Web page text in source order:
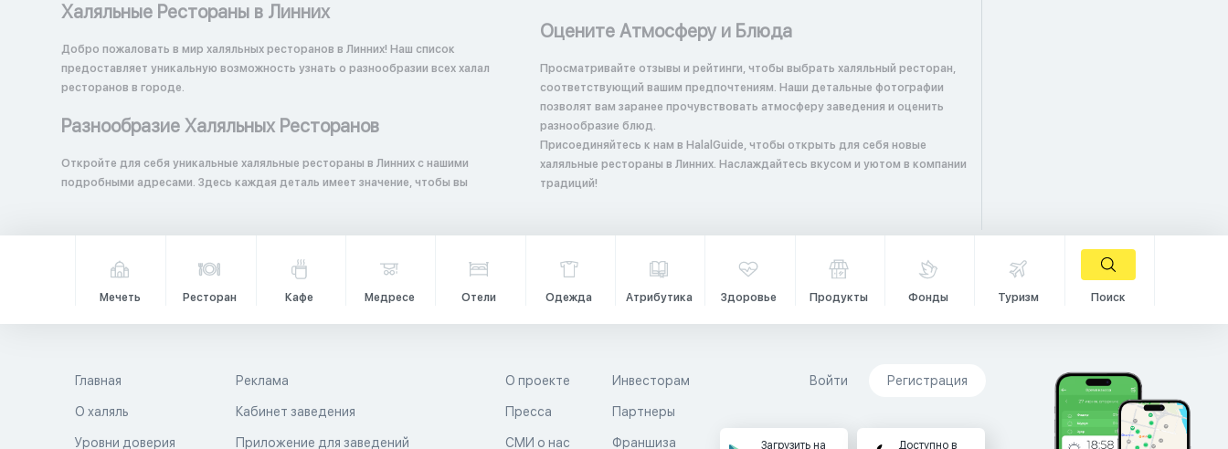
Халяльные Рестораны в Линних
Добро пожаловать в мир халяльных ресторанов в Линних! Наш список
предоставляет уникальную возможность узнать о разнообразии всех халал
ресторанов в городе.
Разнообразие Халяльных Ресторанов
Откройте для себя уникальные халяльные рестораны в Линних с нашими
подробными адресами. Здесь каждая деталь имеет значение, чтобы вы
Оцените Атмосферу и Блюда
Просматривайте отзывы и рейтинги, чтобы выбрать халяльный ресторан,
соответствующий вашим предпочтениям. Наши детальные фотографии
позволят вам заранее прочувствовать атмосферу заведения и оценить
разнообразие блюд.
Присоединяйтесь к нам в HalalGuide, чтобы открыть для себя новые
халяльные рестораны в Линних. Наслаждайтесь вкусом и уютом в компании
традиций!
Мечеть Ресторан Кафе Медресе Отели Одежда Атрибутика Здоровье Продукты Фонды Туризм Поиск
Главная
О халяль
Уровни доверия
Реклама
Кабинет заведения
Приложение для заведений
О проекте
Пресса
СМИ о нас
Инвесторам
Партнеры
Франшиза
Войти Регистрация
Загрузить на Доступно в